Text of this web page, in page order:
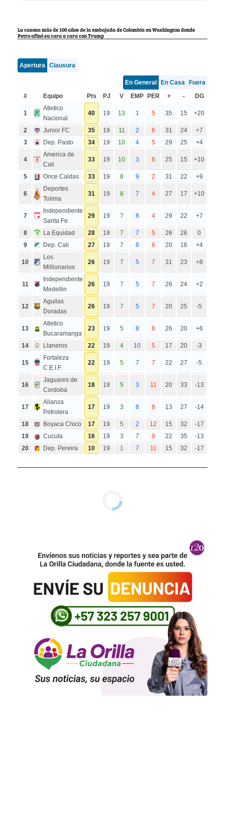
La casona más de 100 años de la embajada de Colombia en Washington donde
Petro afinó su cara a cara con Trump
Apertura Clausura
En General En Casa
Fuera
#
Equipo Pts PJ V EMP PER + - DG
1
Atletico
Nacional
40 19 13 1 5 35 15 +20
2 Junior FC 35 19 11 2 6 31 24
+7
3
Dep. Pasto 34 19 10 4 5 29 25 +4
4
America de
Cali
33 19 10 3 6 25 15 +10
5 Once Caldas 33 19 8 9 2 31 22 +9
6
Deportes
Tolima
31 19 8 7 4 27 17 +10
7
Independiente
Santa Fe
29 19 7 8 4 29 22 +7
8 La Equidad 28 19 7 7 5 26 26
0
9
Dep. Cali 27 19 7 6 6 20 16 +4
10
Los
Millionarios
26 19 7 5 7 31 23 +8
11
Independiente
Medellin
26 19 7 5 7 26 24 +2
12
Aguilas
Doradas
26 19 7 5 7 20 25 -5
13
Atletico
Bucaramanga
23 19 5 8 6 26 20 +6
14 Llaneros 22 19 4 10 5 17 20 -3
15
Fortaleza
C.E.I.F.
22 19 5 7 7 22 27 -5
16
Jaguares de
Cordoba
18 19 5 3 11 20 33 -13
17
Alianza
Petrolera
17 19 3 8 8 13 27 -14
18 Boyaca Chico 17 19 5 2 12 15 32
-17
19
Cucuta 16 19 3 7 9 22 35
-13
20
Dep. Pereira 10 19 1 7 11 15 32 -17